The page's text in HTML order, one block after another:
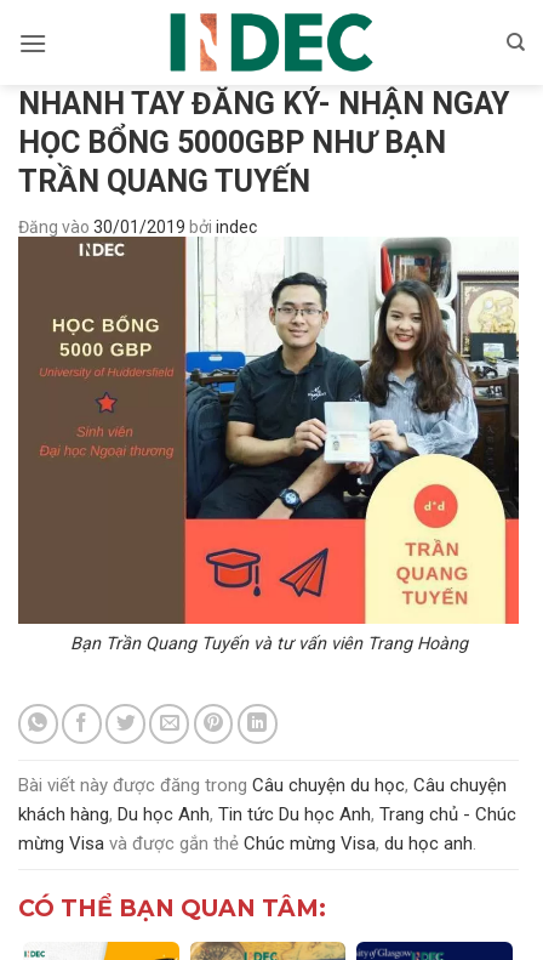
qua
dungNHANH TAY ĐĂNG KÝ- NHẬN NGAY
HỌC BỔNG 5000GBP NHƯ BẠN
TRẦN QUANG TUYẾN
Đăng vào 30/01/2019 bởi indec
Bạn Trần Quang Tuyến và tư vấn viên Trang Hoàng
Bài viết này được đăng trong Câu chuyện du học, Câu chuyện
khách hàng, Du học Anh, Tin tức Du học Anh, Trang chủ - Chúc
mừng Visa và được gắn thẻ Chúc mừng Visa, du học anh.
CÓ THỂ BẠN QUAN TÂM: